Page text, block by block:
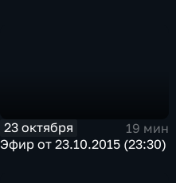
23 октября
19 мин
Эфир от 23.10.2015 (23:30)